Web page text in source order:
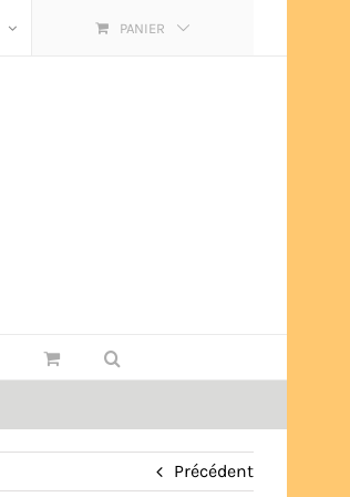
PANIER
Précédent